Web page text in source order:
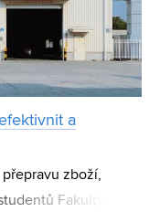
a
zboží,
Fakulty